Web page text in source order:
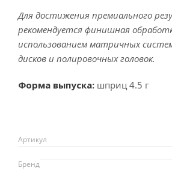
Для достижения премиального
рекомендуется финишная
использованием матричных
дисков и полировочных головок.
Форма выпуска: шприц 4.5 г
Артикул
Бренд